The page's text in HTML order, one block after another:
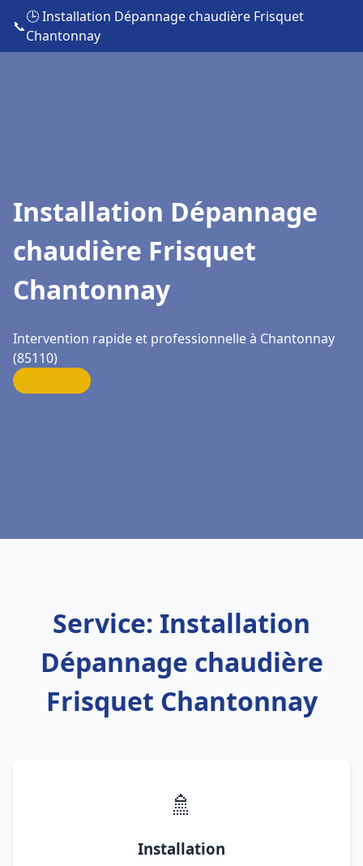
📞
🕒 Installation Dépannage chaudière Frisquet
Chantonnay
Installation Dépannage
chaudière Frisquet
Chantonnay
Intervention rapide et professionnelle à Chantonnay
(85110)
Service: Installation
Dépannage chaudière
Frisquet Chantonnay
🚿
Installation